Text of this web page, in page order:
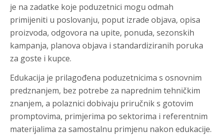
je na zadatke koje poduzetnici mogu odmah
primijeniti u poslovanju, poput izrade objava, opisa
proizvoda, odgovora na upite, ponuda, sezonskih
kampanja, planova objava i standardiziranih poruka
za goste i kupce.
Edukacija je prilagođena poduzetnicima s osnovnim
predznanjem, bez potrebe za naprednim tehničkim
znanjem, a polaznici dobivaju priručnik s gotovim
promptovima, primjerima po sektorima i referentnim
materijalima za samostalnu primjenu nakon edukacije.